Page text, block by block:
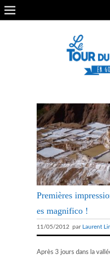
Premières
es magnifico !
11/05/2012 par Laurent
Après 3 jours dans la